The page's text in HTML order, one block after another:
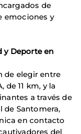
de
emociones y
y Deporte en
de elegir entre
de 11 km, y la
a través de
Santomera,
en contacto
del